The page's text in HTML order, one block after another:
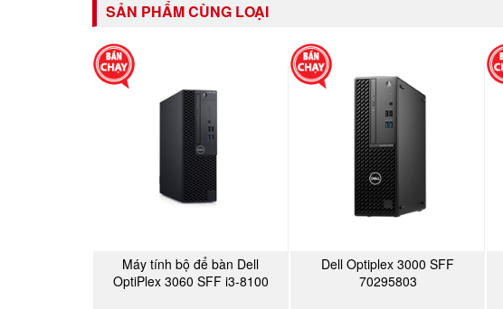
SẢN PHẨM CÙNG LOẠI
Máy tính bộ để bàn Dell
OptiPlex 3060 SFF i3-8100
MUA NGAY
Dell Optiplex 3000 SFF
70295803
MUA NGAY